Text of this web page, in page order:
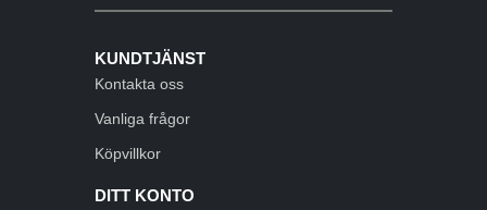
KUNDTJÄNST
Kontakta oss
Vanliga frågor
Köpvillkor
DITT KONTO